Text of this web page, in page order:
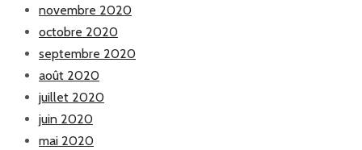
novembre 2020
octobre 2020
septembre 2020
août 2020
juillet 2020
juin 2020
mai 2020